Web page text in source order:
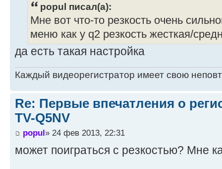
popul писал(а):
Мне вот что-то резкость очень
меню как у q2 резкость жесткая/
да есть такая настройка
Каждый видеорегистратор имеет свою
Re: Первые впечатления о
TV-Q5NV
popul» 24 фев 2013, 22:31
может поиграться с резкостью? Мне